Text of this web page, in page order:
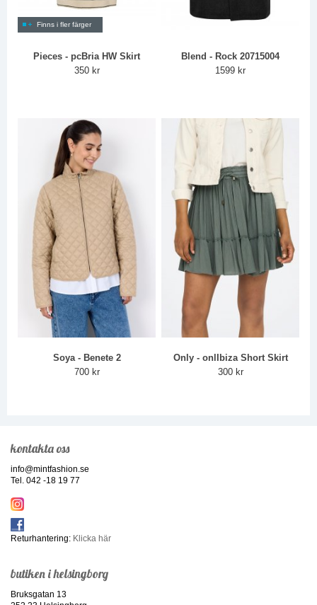
Finns i fler färger
Pieces - pcBria HW Skirt
350 kr
Blend - Rock 20715004
1599 kr
Soya - Benete 2
700 kr
Only - onlIbiza Short Skirt
300 kr
kontakta oss
info@mintfashion.se
Tel. 042 -18 19 77
Returhantering: Klicka här
butiken i helsingborg
Bruksgatan 13